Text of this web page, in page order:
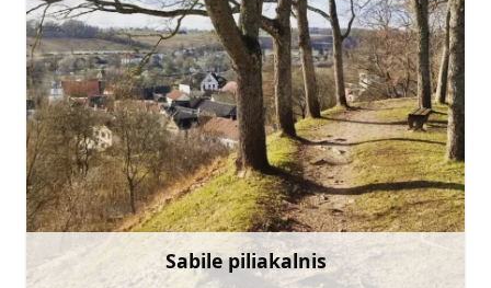
Sabile piliakalnis
Eik su
Sužinoti daugiau